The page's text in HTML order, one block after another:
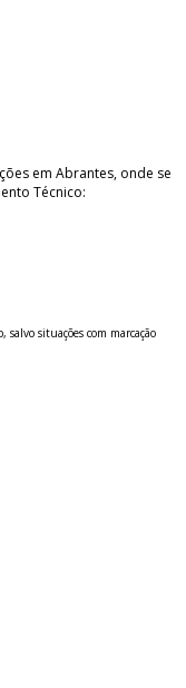
em Abrantes, onde se
Técnico:
situações com marcação